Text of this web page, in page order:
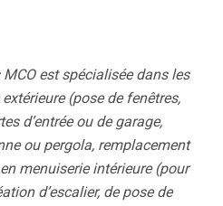
est spécialisée dans les
(pose de fenêtres,
d’entrée ou de garage,
ou pergola, remplacement
menuiserie intérieure (pour
d’escalier, de pose de